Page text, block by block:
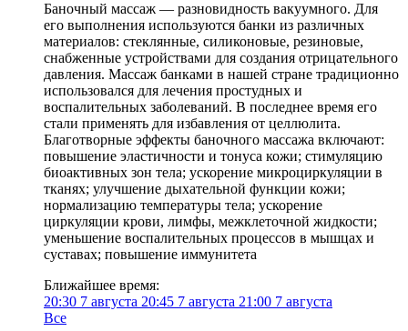
Баночный массаж — разновидность вакуумного. Для
его выполнения используются банки из различных
материалов: стеклянные, силиконовые, резиновые,
снабженные устройствами для создания отрицательного
давления. Массаж банками в нашей стране традиционно
использовался для лечения простудных и
воспалительных заболеваний. В последнее время его
стали применять для избавления от целлюлита.
Благотворные эффекты баночного массажа включают:
повышение эластичности и тонуса кожи; стимуляцию
биоактивных зон тела; ускорение микроциркуляции в
тканях; улучшение дыхательной функции кожи;
нормализацию температуры тела; ускорение
циркуляции крови, лимфы, межклеточной жидкости;
уменьшение воспалительных процессов в мышцах и
суставах; повышение иммунитета
Ближайшее время:
20:30 7 августа 20:45 7 августа 21:00 7 августа
Все